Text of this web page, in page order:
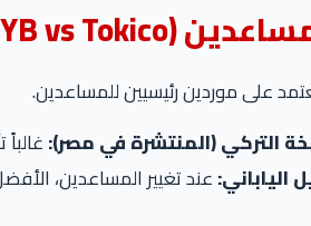
على موردين رئيسيين للمساعدين.
التركي (المنتشرة في مصر):
الياباني:عند تغيير المساعدين،